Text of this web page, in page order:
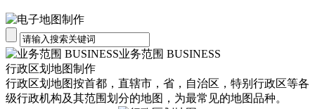
业务范围 BUSINESS
行政区划地图制作
行政区划地图按首都，直辖市，省，自治区，特别行政区等各
级行政机构及其范围划分的地图，为最常见的地图品种。